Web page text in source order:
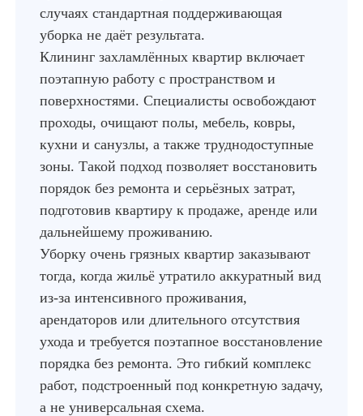
случаях стандартная поддерживающая
уборка не даёт результата.
Клининг захламлённых квартир включает
поэтапную работу с пространством и
поверхностями. Специалисты освобождают
проходы, очищают полы, мебель, ковры,
кухни и санузлы, а также труднодоступные
зоны. Такой подход позволяет восстановить
порядок без ремонта и серьёзных затрат,
подготовив квартиру к продаже, аренде или
дальнейшему проживанию.
Уборку очень грязных квартир заказывают
тогда, когда жильё утратило аккуратный вид
из-за интенсивного проживания,
арендаторов или длительного отсутствия
ухода и требуется поэтапное восстановление
порядка без ремонта. Это гибкий комплекс
работ, подстроенный под конкретную задачу,
а не универсальная схема.